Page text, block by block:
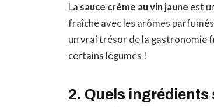
La sauce créme au vin jaune est
fraîche avec les arômes
un vrai trésor de la gastronomie
certains légumes !
2. Quels